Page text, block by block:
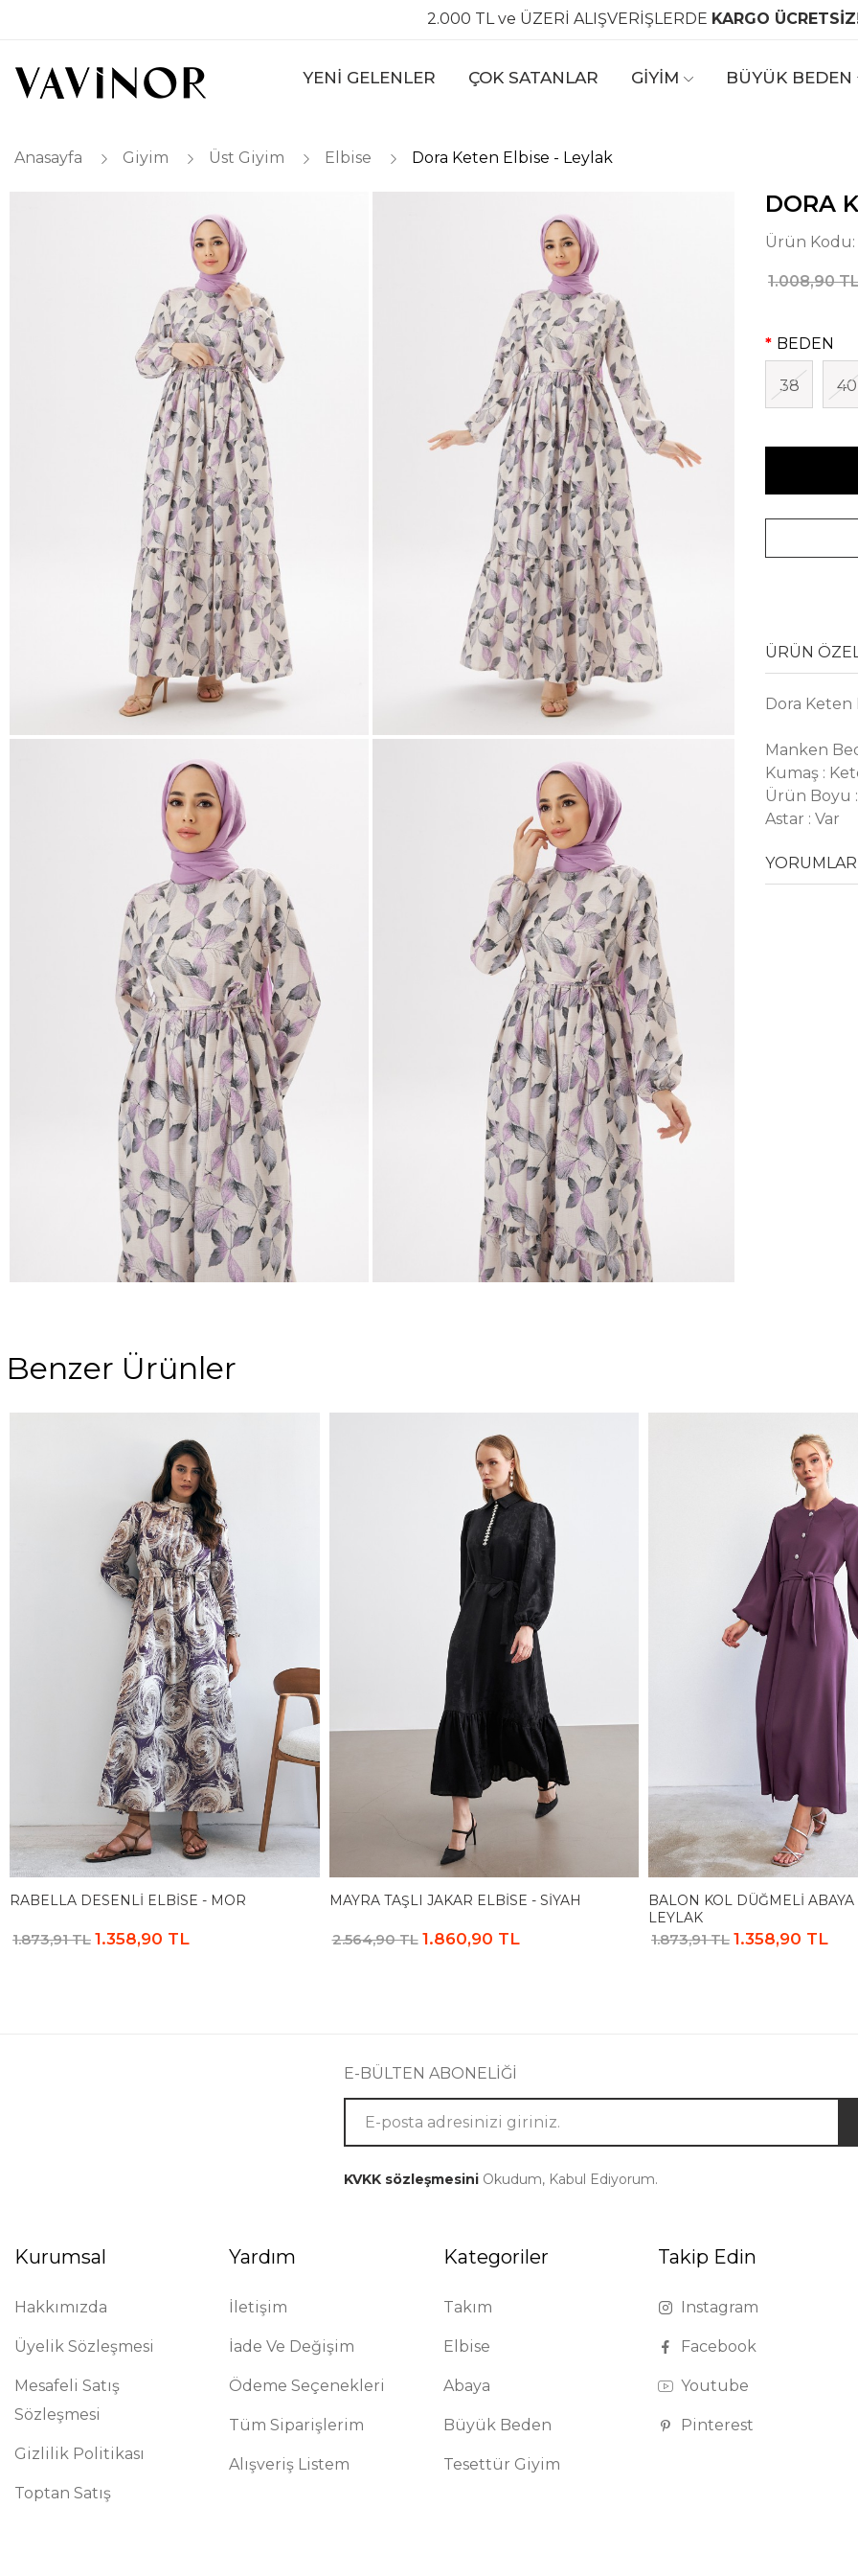
2.000 TL ve ÜZERİ ALIŞVERİŞLERDE KARGO
YENİ GELENLER ÇOK SATANLAR GİYİM BÜYÜK BEDEN
Anasayfa Giyim Üst Giyim Elbise Dora Keten Elbise - Leylak
DORA
Ürün Kodu:
1.008,90
BEDEN
38 40
ÜRÜN
Dora Keten
Manken
Kumaş :
Ürün Boyu :
Astar : Var
Benzer Ürünler
RABELLA DESENLI ELBISE - MOR
1.873,91 TL 1.358,90 TL
MAYRA TAŞLI JAKAR ELBISE - SIYAH
2.564,90 TL 1.860,90 TL
BALON KOL DÜĞMELI
LEYLAK
1.873,91 TL 1.358,90 TL
E-BÜLTEN ABONELİĞİ
KVKK sözleşmesiniOkudum, Kabul Ediyorum.
Kurumsal
Hakkımızda
Üyelik Sözleşmesi
Mesafeli Satış
Sözleşmesi
Gizlilik Politikası
Toptan Satış
Yardım
İletişim
İade Ve Değişim
Ödeme Seçenekleri
Tüm Siparişlerim
Alışveriş Listem
Kategoriler
Takım
Elbise
Abaya
Büyük Beden
Tesettür Giyim
Takip Edin
Instagram
Facebook
Youtube
Pinterest